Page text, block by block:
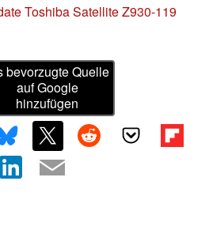
Toshiba Satellite Z930-119
bevorzugte Quelle
auf Google
hinzufügen